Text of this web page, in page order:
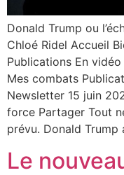
Donald Trump ou
Chloé Ridel Accueil
Publications En
Mes combats
Newsletter 15 juin
force Partager Tout
prévu. Donald
Le